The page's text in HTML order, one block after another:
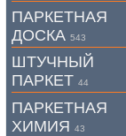
ПАРКЕТНАЯ
ДОСКА 543
ШТУЧНЫЙ
ПАРКЕТ 44
ПАРКЕТНАЯ
ХИМИЯ 43